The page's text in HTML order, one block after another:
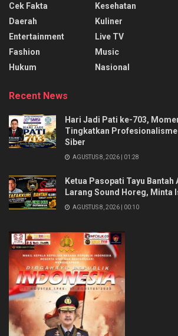
Cek Fakta
Daerah
Entertainment
Fashion
Hukum
Kesehatan
Kuliner
Live TV
Music
Nasional
Recent News
Hari Jadi Pati ke-703,
Tingkatkan
Siber
AGUSTUS 8, 2026 | 01:28
Ketua Pasopati Tayu Bantah
Larang Sound Horeg, Minta
AGUSTUS 8, 2026 | 00:10